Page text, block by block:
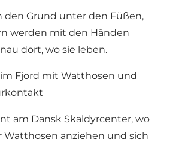
den Grund unter den Füßen,
werden mit den Händen
dort, wo sie leben.
Fjord mit Watthosen und
am Dansk Skaldyrcenter, wo
Watthosen anziehen und sich